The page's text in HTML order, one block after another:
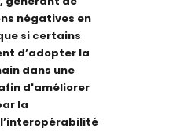
négatives en
si certains
d’adopter la
dans une
d'améliorer
la